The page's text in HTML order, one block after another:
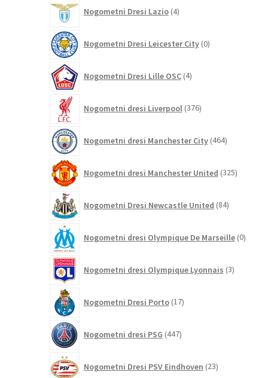
Nogometni Dresi Lazio 4izdelki
Nogometni Dresi Leicester City 0izdelkov
Nogometni Dresi Lille OSC 4izdelki
Nogometni dresi Liverpool 376izdelkov
Nogometni dresi Manchester City 464izdelkov
Nogometni dresi Manchester United 325izdelkov
Nogometni Dresi Newcastle United 84izdelkov
Nogometni dresi Olympique De Marseille 0
Nogometni dresi Olympique Lyonnais 3izdelki
Nogometni Dresi Porto 17izdelkov
Nogometni dresi PSG 447izdelkov
Nogometni Dresi PSV Eindhoven 23izdelkov